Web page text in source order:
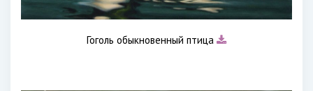
Гоголь обыкновенный птица